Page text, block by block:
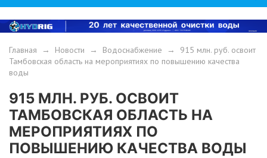
Главная → Новости → Водоснабжение → 915 млн. руб. освоит
Тамбовская область на мероприятиях по повышению качества
воды
915 МЛН. РУБ. ОСВОИТ
ТАМБОВСКАЯ ОБЛАСТЬ НА
МЕРОПРИЯТИЯХ ПО
ПОВЫШЕНИЮ КАЧЕСТВА ВОДЫ